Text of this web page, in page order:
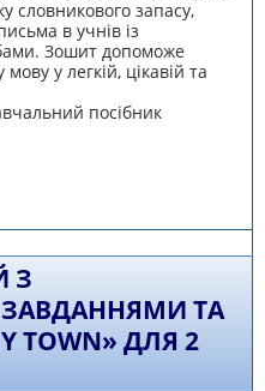
словникового запасу,
в учнів із
Зошит допоможе
у легкій, цікавій та
посібник
учнів із ЗПР)
З
ТА
TOWN» ДЛЯ 2